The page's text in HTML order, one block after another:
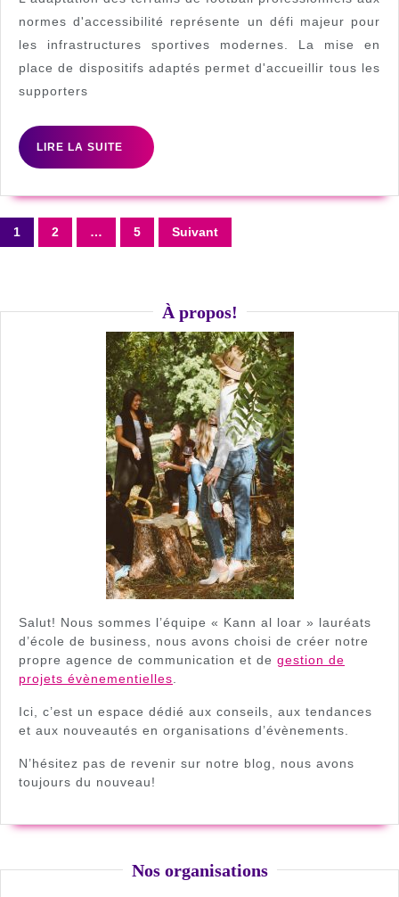
Terrain
de
Foot
pour
normes d'accessibilité représente un défi majeur pour
les infrastructures sportives modernes. La mise en
place de dispositifs adaptés permet d'accueillir tous les
supporters
LIRE LA SUITE
LIRE
LA
Pagination
des
1 2 … 5 Suivant
À propos!
Salut! Nous sommes l’équipe « Kann al loar » lauréats
d’école de business, nous avons choisi de créer notre
propre agence de communication et de gestion de
projets évènementielles
Ici, c’est un espace dédié aux conseils, aux tendances
et aux nouveautés en organisations d’évènements.
N’hésitez pas de revenir sur notre blog, nous avons
toujours du nouveau!
Nos organisations